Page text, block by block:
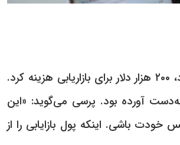
مستر پی زمانی که در حال مذاکره با Priority Records بود، ٢۰۰ هزار دلار برای بازاریابی هزینه کرد.
آورده بود. پرسی می‌گوید: «این
باشی. اینکه پول بازایابی را از